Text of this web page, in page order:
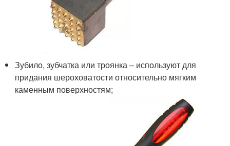
Зубило, зубчатка или троянка – используют для
придания шероховатости относительно мягким
каменным поверхностям;